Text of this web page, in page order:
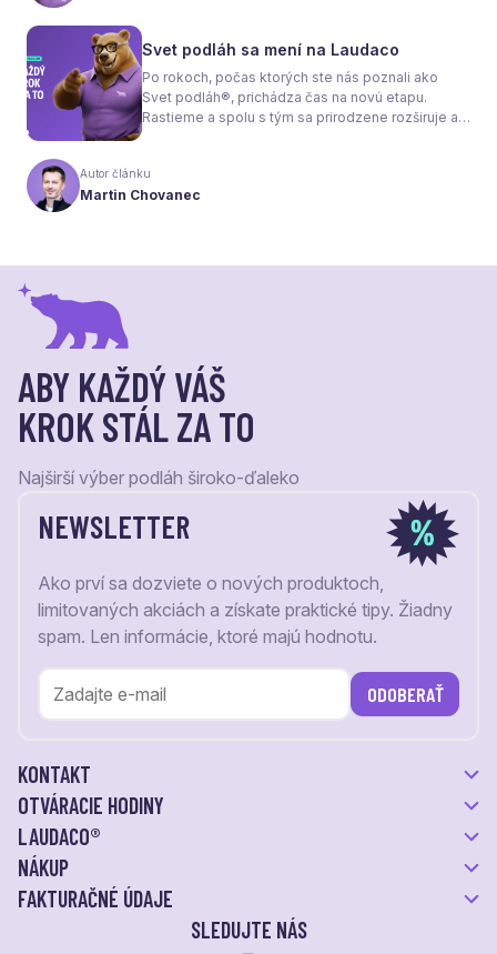
nielen na pocit tepla v miestnosti, ale aj na
spotrebu energie a celkové fungovanie kúrenia.
Svet podláh sa mení na Laudaco
Po rokoch, počas ktorých ste nás poznali ako
Svet podláh®, prichádza čas na novú etapu.
Rastieme a spolu s tým sa prirodzene rozširuje aj
vizuálnou identitou. Naším cieľom je, aby každý
váš krok stál za to.
Autor článku
Martin Chovanec
ABY KAŽDÝ VÁŠ
KROK STÁL ZA TO
Najširší výber podláh široko-ďaleko
NEWSLETTER
Ako prví sa dozviete o nových produktoch,
limitovaných akciách a získate praktické tipy. Žiadny
spam. Len informácie, ktoré majú hodnotu.
ODOBERAŤ
KONTAKT
OTVÁRACIE HODINY
LAUDACO®
NÁKUP
FAKTURAČNÉ ÚDAJE
SLEDUJTE NÁS